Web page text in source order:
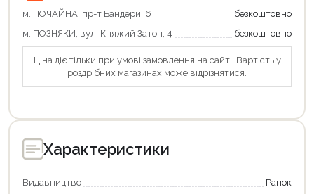
м. ПОЧАЙНА, пр-т Бандери, 6
безкоштовно
м. ПОЗНЯКИ, вул. Княжий Затон, 4
безкоштовно
Ціна діє тільки при умові замовлення на сайті. Вартість у
роздрібних магазинах може відрізнятися.
Характеристики
Видавництво Ранок